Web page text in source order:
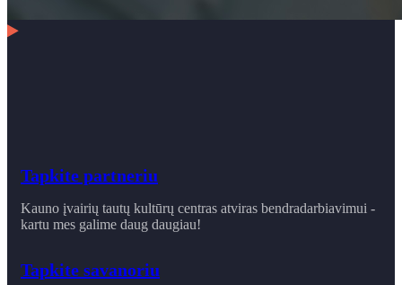
Tapkite partneriu
Kauno įvairių tautų kultūrų centras atviras bendradarbiavimui -
kartu mes galime daug daugiau!
Tapkite savanoriu